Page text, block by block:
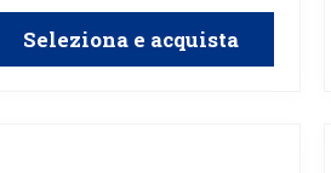
Seleziona e acquista